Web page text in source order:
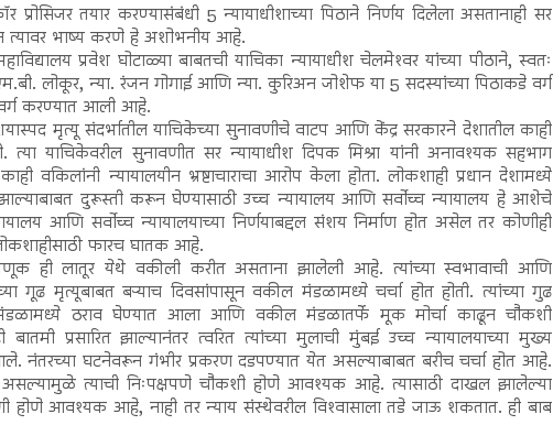
तयार करण्यासंबंधी 5 न्यायाधीशाच्या पिठाने निर्णय दिलेला असतानाही सर
त्यावर भाष्य करणे हे अशोभनीय आहे.
प्रवेश घोटाळ्या बाबतची याचिका न्यायाधीश चेलमेश्‍वर यांच्या पीठाने, स्वतः
लोकूर, न्या. रंजन गोगाई आणि न्या. कुरिअन जोशेफ या 5 सदस्यांच्या पिठाकडे वर्ग
करण्यात आली आहे.
मृत्यू संदर्भातील याचिकेच्या सुनावणीचे वाटप आणि केंद्र सरकारने देशातील काही
त्या याचिकेवरील सुनावणीत सर न्यायाधीश दिपक मिश्रा यांनी अनावश्यक सहभाग
वकिलांनी न्यायालयीन भ्रष्टाचाराचा आरोप केला होता. लोकशाही प्रधान देशामध्ये
दुरूस्ती करून घेण्यासाठी उच्च न्यायालय आणि सर्वोच्च न्यायालय हे आशेचे
आणि सर्वोच्च न्यायालयाच्या निर्णयाबद्दल संशय निर्माण होत असेल तर कोणीही
फारच घातक आहे.
ही लातूर येथे वकीली करीत असताना झालेली आहे. त्यांच्या स्वभावाची आणि
गूढ मृत्यूबाबत बऱ्याच दिवसांपासून वकील मंडळामध्ये चर्चा होत होती. त्यांच्या गुढ
ठराव घेण्यात आला आणि वकील मंडळातर्फे मूक मोर्चा काढून चौकशी
प्रसारित झाल्यानंतर त्वरित त्यांच्या मुलाची मुंबई उच्च न्यायालयाच्या मुख्य
नंतरच्या घटनेवरून गंभीर प्रकरण दडपण्यात येत असल्याबाबत बरीच चर्चा होत आहे.
असल्यामुळे त्याची निःपक्षपणे चौकशी होणे आवश्यक आहे. त्यासाठी दाखल झालेल्या
होणे आवश्यक आहे, नाही तर न्याय संस्थेवरील विश्‍वासाला तडे जाऊ शकतात. ही बाब